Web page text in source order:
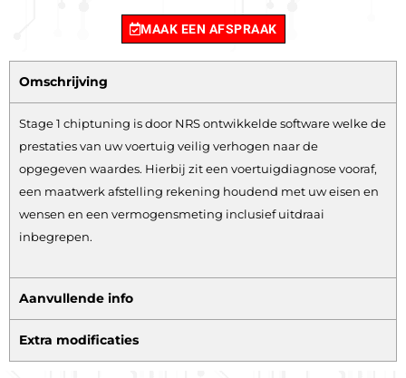
MAAK EEN AFSPRAAK
Omschrijving
Stage 1 chiptuning is door NRS ontwikkelde software welke de
prestaties van uw voertuig veilig verhogen naar de
opgegeven waardes. Hierbij zit een voertuigdiagnose vooraf,
een maatwerk afstelling rekening houdend met uw eisen en
wensen en een vermogensmeting inclusief uitdraai
inbegrepen.
Aanvullende info
Extra modificaties